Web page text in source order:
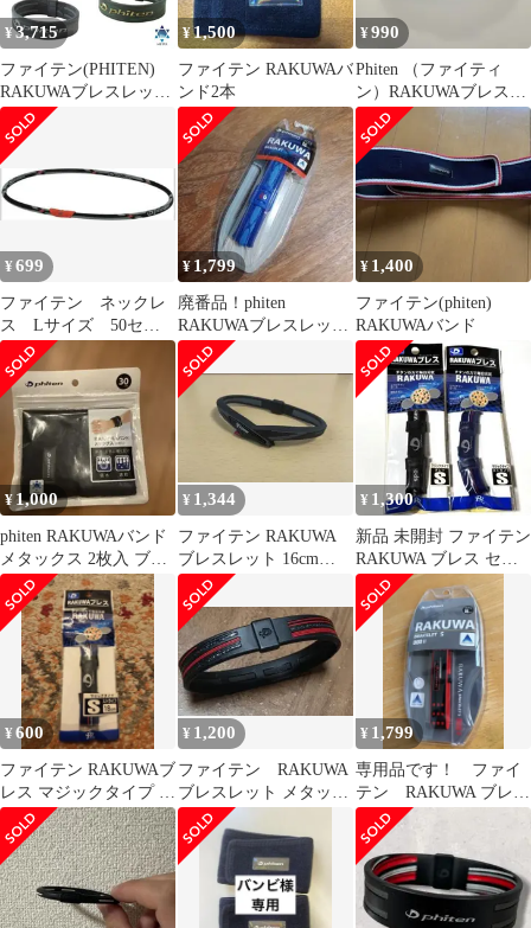
¥3,715
ファイテン(PHITEN)
RAKUWAブレスレット
EXTREME マーブル
17cm (3カラー)
¥1,500
ファイテン RAKUWAバ
ンド2本
¥990
Phiten （ファイティ
ン）RAKUWAブレス
X30 ブルー
¥699
ファイテン ネックレ
ス Lサイズ 50セン
チ ファイテンネック
レス
¥ 1,799
廃番品！phiten
RAKUWAブレスレット
X30 アクアチタン 内周
16cm
¥ 1,400
ファイテン(phiten)
RAKUWAバンド
¥ 1,000
phiten RAKUWAバンド
メタックス 2枚入 ブラ
ック
¥ 1,344
ファイテン RAKUWA
ブレスレット 16cm
phiten
¥ 1,300
新品 未開封 ファイテン
RAKUWA ブレス セッ
ト Sサイズ チタン 未使
用
¥600
ファイテン RAKUWAブ
レス マジックタイプ S
サイズ 18cm ストライ
プ
¥ 1,200
ファイテン RAKUWA
ブレスレット メタック
ス
¥ 1,799
専用品です！ ファイ
テン RAKUWA ブレス
レットS Duo II